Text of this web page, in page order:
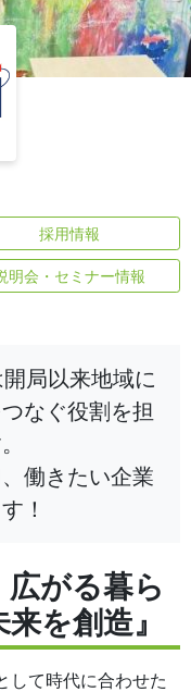
採用情報
明会・セミナー情報
局以来地域に
なぐ役割を担
働きたい企業
！
がる暮ら
を創造』
て時代に合わせた